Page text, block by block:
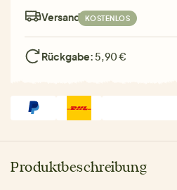
Versand: KOSTENLOS
Rückgabe: 5,90 €
Produktbeschreibung